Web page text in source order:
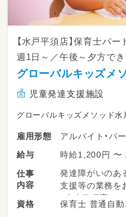
【水戸平須店】保育士パー
週1日～／午後～夕方でき
グローバルキッズメ
児童発達支援施設
グローバルキッズメソッド
雇用形態
アルバイト・パ
給与
時給1,200円 〜
仕事
内容
発達障がいのあ
支援等の業務を
・少人数保育で
・持ち帰り仕事
資格 保育士 普通